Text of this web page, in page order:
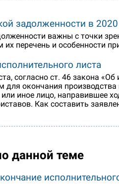
задолженности в 2020
важны с точки
перечень и особенности
листа
согласно ст. 46 закона
окончания
иное лицо, направившее
Как составить
данной теме